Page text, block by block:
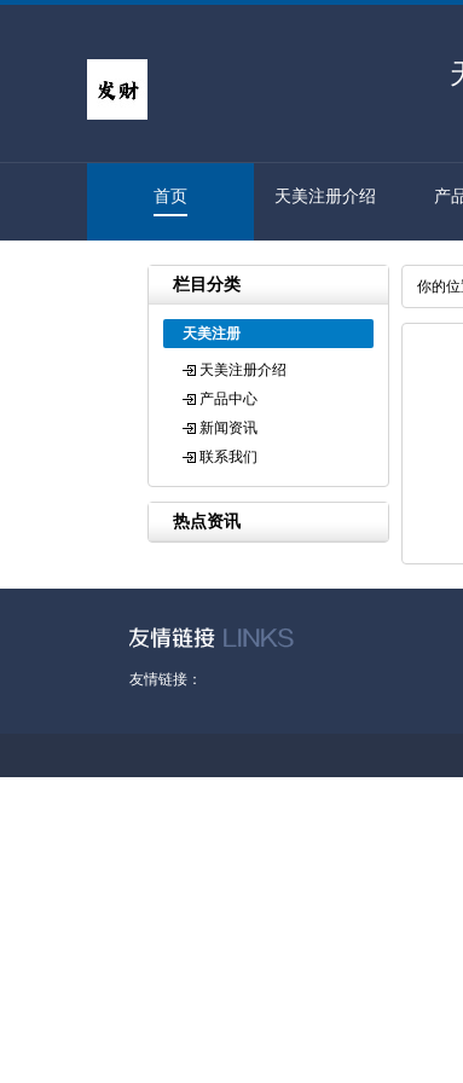
首页 天美注册介绍 产
栏目分类
天美注册
天美注册介绍
产品中心
新闻资讯
联系我们
热点资讯
你的位
友情链接：